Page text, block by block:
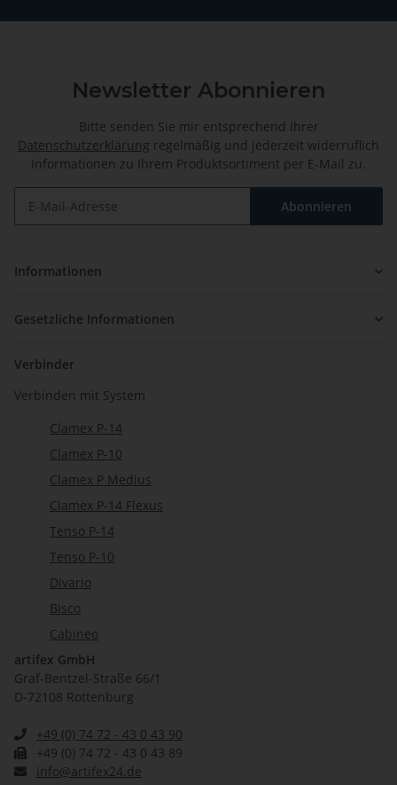
Newsletter Abonnieren
Bitte senden Sie mir entsprechend Ihrer
Datenschutzerklärung regelmäßig und jederzeit widerruflich
Informationen zu Ihrem Produktsortiment per E-Mail zu.
Abonnieren
Informationen
Gesetzliche Informationen
Verbinder
Verbinden mit System
Clamex P-14
Clamex P-10
Clamex P Medius
Clamex P-14 Flexus
Tenso P-14
Tenso P-10
Divario
Bisco
Cabineo
artifex GmbH
Graf-Bentzel-Straße 66/1
D-72108 Rottenburg
+49 (0) 74 72 - 43 0 43 90
+49 (0) 74 72 - 43 0 43 89
info@artifex24.de